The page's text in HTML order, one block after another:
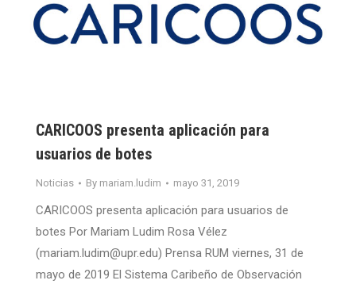
CARICOOS presenta aplicación para
usuarios de botes
Noticias By mariam.ludim mayo 31, 2019
CARICOOS presenta aplicación para usuarios de
botes Por Mariam Ludim Rosa Vélez
(mariam.ludim@upr.edu) Prensa RUM viernes, 31 de
mayo de 2019 El Sistema Caribeño de Observación